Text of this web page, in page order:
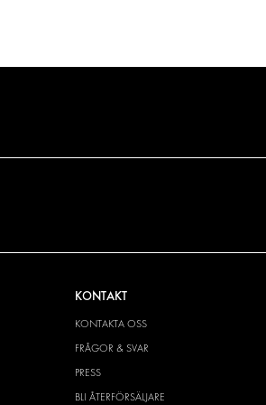
KONTAKT
KONTAKTA OSS
FRÅGOR & SVAR
PRESS
BLI ÅTERFÖRSÄLJARE